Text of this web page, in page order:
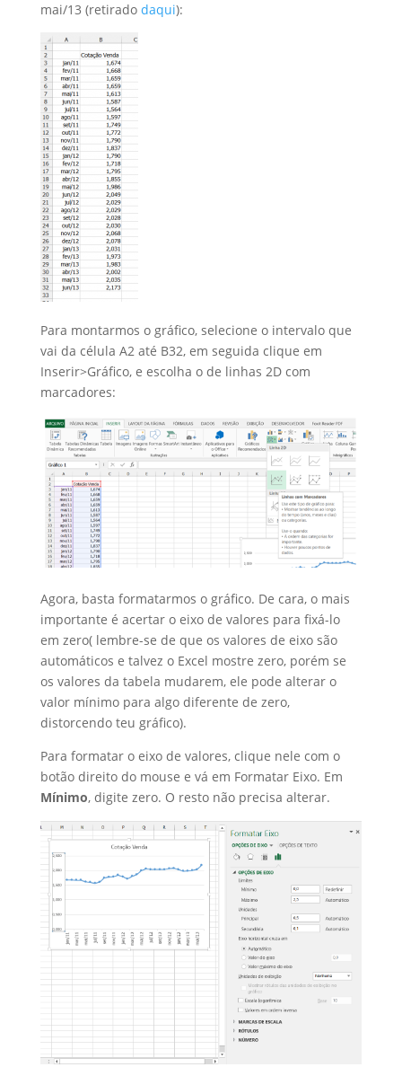
mai/13 (retirado daqui):
Para montarmos o gráfico, selecione o intervalo que
vai da célula A2 até B32, em seguida clique em
Inserir>Gráfico, e escolha o de linhas 2D com
marcadores:
Agora, basta formatarmos o gráfico. De cara, o mais
importante é acertar o eixo de valores para fixá-lo
em zero( lembre-se de que os valores de eixo são
automáticos e talvez o Excel mostre zero, porém se
os valores da tabela mudarem, ele pode alterar o
valor mínimo para algo diferente de zero,
distorcendo teu gráfico).
Para formatar o eixo de valores, clique nele com o
botão direito do mouse e vá em Formatar Eixo. Em
Mínimo, digite zero. O resto não precisa alterar.